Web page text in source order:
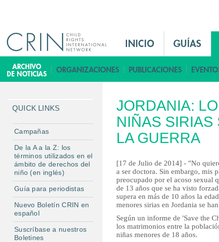
i
n
e
n
u
E
B
i
JORDANIA:
NIÑAS
LA GUERRA
[17 de Julio de 2014] - "No
a ser doctora. Sin embargo, mis
preocupado por el acoso sexual
de 13 años que se ha visto
supera en más de 10 años la
menores sirias en Jordania se
Según un informe de 'Save the
los matrimonios entre la
niñas menores de 18 años.
QUICK LINKS
Campañas
De la A a la Z: los
términos utilizados en el
ámbito de derechos del
niño (en inglés)
Guía para periodistas
Nuevo Boletín CRIN en
español
Suscríbase a nuestros
Boletines